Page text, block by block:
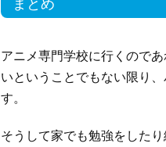
まとめ
アニメ専門学校に行くので
いということでもない限り
す。
そうして家でも勉強をした